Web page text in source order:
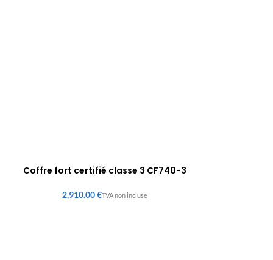
Coffre fort certifié classe 3 CF740-3
€